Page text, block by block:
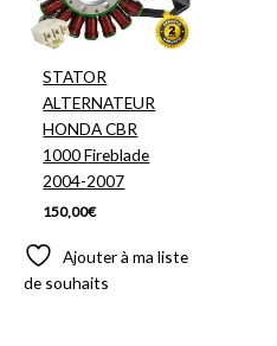
STATOR
ALTERNATEUR
HONDA CBR
1000 Fireblade
2004-2007
150,00€
Ajouter à ma liste
de souhaits